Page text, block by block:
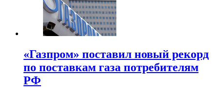
«Газпром» поставил новый рекорд
по поставкам газа потребителям
РФ